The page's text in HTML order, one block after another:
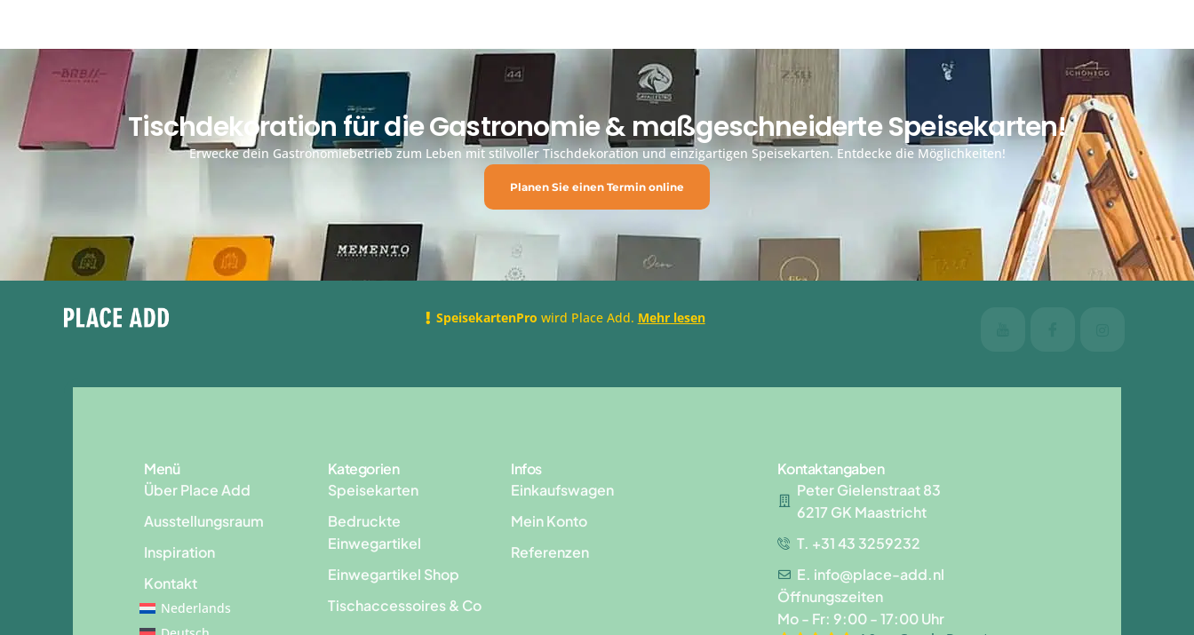
Tischdekoration für die Gastronomie & maßgeschneiderte Speisekarten!
Erwecke dein Gastronomiebetrieb zum Leben mit stilvoller Tischdekoration und einzigartigen Speisekarten. Entdecke die Möglichkeiten!
Planen Sie einen Termin online
SpeisekartenPro wird Place Add. Mehr lesen
Menü
Über Place Add
Ausstellungsraum
Inspiration
Kontakt
Nederlands
Kategorien
Speisekarten
Bedruckte
Einwegartikel
Einwegartikel Shop
Tischaccessoires & Co
Infos
Einkaufswagen
Mein Konto
Referenzen
Kontaktangaben
Peter Gielenstraat 83
6217 GK Maastricht
T. +31 43 3259232
E. info@place-add.nl
Öffnungszeiten
Mo - Fr: 9:00 - 17:00 Uhr